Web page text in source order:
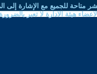
متاحة للجميع مع الإشارة إلى
هيئة الادارة لا تعبر